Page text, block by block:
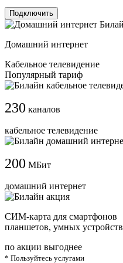
Подключить
Домашний интернет
Кабельное телевидение
Популярный тариф
230 каналов
кабельное телевидение
200 МБит
домашний интернет
СИМ-карта для смартфонов
планшетов, умных устройств
по акции выгоднее
* Пользуйтесь услугами